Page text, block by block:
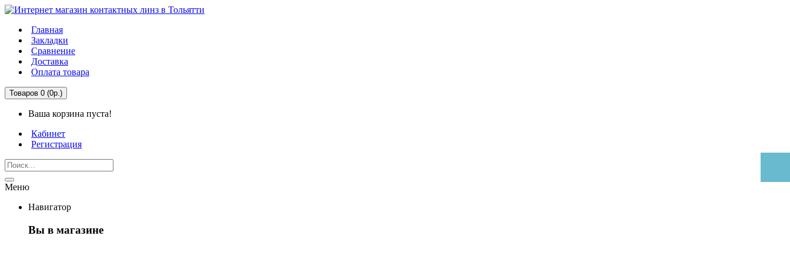
Главная
Закладки
Сравнение
Доставка
Оплата товара
Товаров 0 (0р.)
Ваша корзина пуста!
Кабинет
Регистрация
Меню
Навигатор
Вы в магазине